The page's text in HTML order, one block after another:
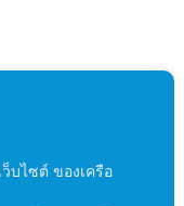
บไซต์ ของเครือ